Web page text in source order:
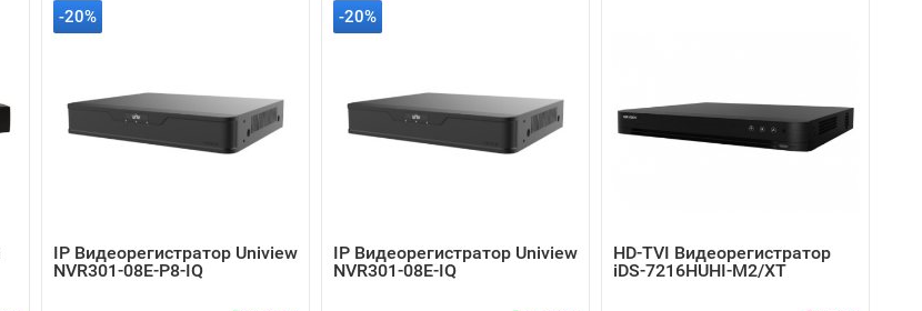
-20%
IP Видеорегистратор Uniview
NVR301-08E-P8-IQ
-20%
IP Видеорегистратор Uniview
NVR301-08E-IQ
HD-TVI Видеорегистратор
iDS-7216HUHI-M2/XT